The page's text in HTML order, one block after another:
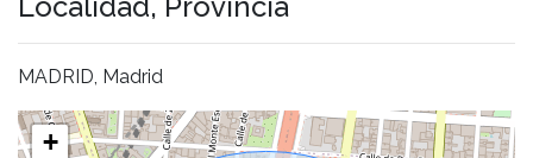
MADRID, Madrid
+